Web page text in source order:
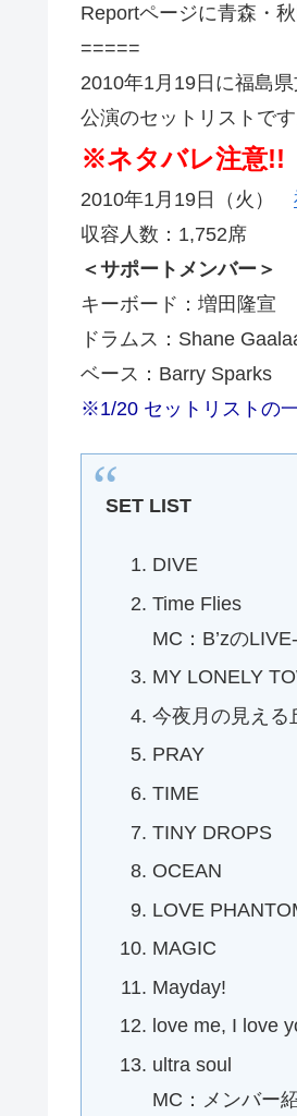
Reportページに青森・
=====
2010年1月19日に福島
公演のセットリストです
※ネタバレ注意!!
2010年1月19日（火）
収容人数：1,752席
＜サポートメンバー＞
キーボード：増田隆宣
ドラムス：Shane
ベース：Barry Sparks
※1/20 セットリストの一
SET LIST
DIVE
Time Flies
MC：B’zの
MY LONELY
今夜月の見える
PRAY
TIME
TINY DROPS
OCEAN
LOVE
MAGIC
Mayday!
love me, I love
ultra soul
MC：メンバー